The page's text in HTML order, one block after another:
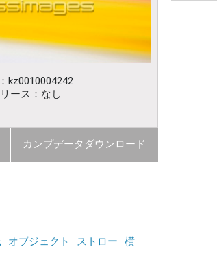
kz0010004242
ース：なし
カンプデータダウンロード
オブジェクト ストロー 横